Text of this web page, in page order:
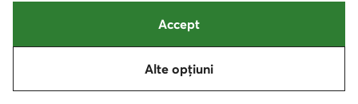
Speedgoat 7 1171928 · Pantofi pentru alergare
911,90Lei
extra -10% Cod: SUMMER
835,90Lei
Alte opțiuni
Accept